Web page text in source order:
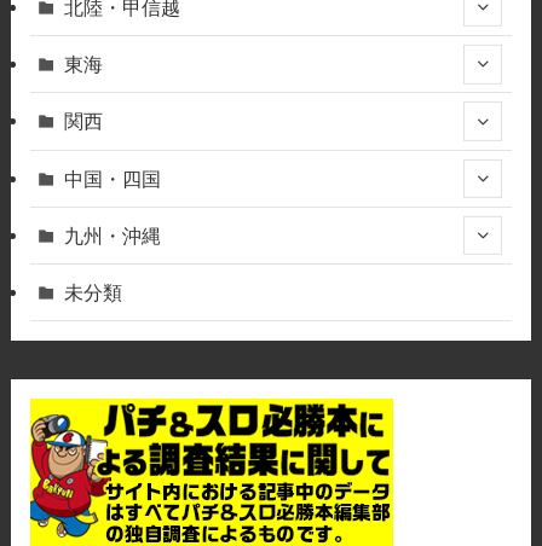
北陸・甲信越
東海
関西
中国・四国
九州・沖縄
未分類